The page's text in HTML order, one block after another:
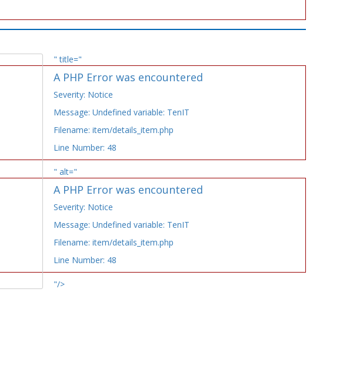
" title="
A PHP Error was encountered
Severity: Notice
Message: Undefined variable: TenIT
Filename: item/details_item.php
Line Number: 48
" alt="
A PHP Error was encountered
Severity: Notice
Message: Undefined variable: TenIT
Filename: item/details_item.php
Line Number: 48
"/>